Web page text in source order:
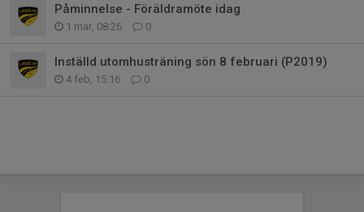
Påminnelse - Föräldramöte idag
1 mar, 08:26 0
Inställd utomhusträning sön 8 februari (P2019)
4 feb, 15:16 0